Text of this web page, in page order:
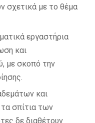
σχετικά με το θέμα
εργαστήρια
και
με σκοπό την
και
σπίτια των
δε διαθέτουν